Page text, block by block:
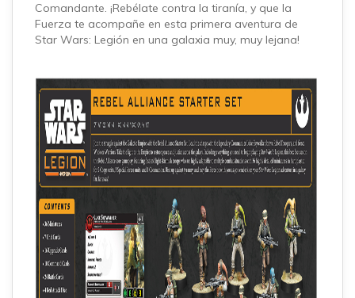
Comandante. ¡Rebélate contra la tiranía, y que la
Fuerza te acompañe en esta primera aventura de
Star Wars: Legión en una galaxia muy, muy lejana!